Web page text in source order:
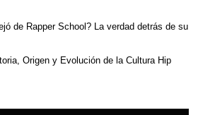
de Rapper School? La verdad detrás de su
Origen y Evolución de la Cultura Hip